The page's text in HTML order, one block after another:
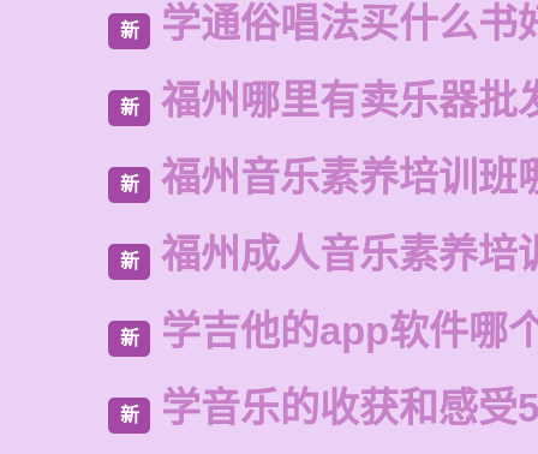
新 学通俗唱法买什么书
新 福州哪里有卖乐器批
新 福州音乐素养培训班
新 福州成人音乐素养培
新 学吉他的app软件哪
新 学音乐的收获和感受